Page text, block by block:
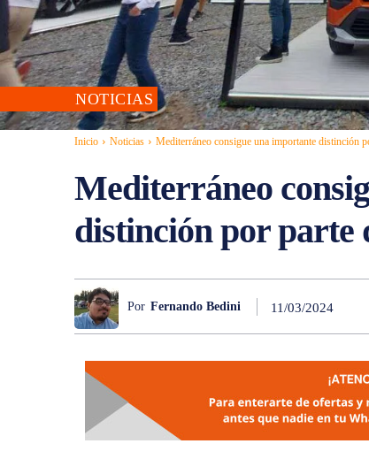
NOTICIAS
Inicio Noticias Mediterráneo consigue una importante distinción
Mediterráneo
distinción por parte
Por Fernando Bedini 11/03/2024